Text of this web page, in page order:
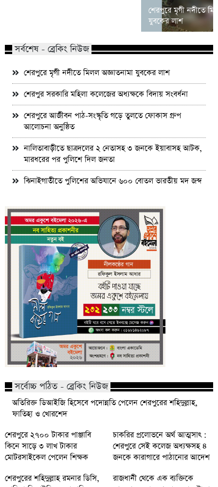
শেরপুরে মৃগী নদীতে
যুবকের লাশ
সর্বশেষ - ব্রেকিং নিউজ
শেরপুরে মৃগী নদীতে মিলল অজ্ঞাতনামা যুবকের লাশ
শেরপুর সরকারি মহিলা কলেজের অধ্যক্ষকে বিদায় সংবর্ধনা
শেরপুরে আজীবন পাঠ-সংস্কৃতি গড়ে তুলতে ফোকাস গ্রুপ
আলোচনা অনুষ্ঠিত
নালিতাবাড়ীতে ছাত্রদলের ২ নেতাসহ ৩ জনকে ইয়াবাসহ আটক,
মারধরের পর পুলিশে দিল জনতা
ঝিনাইগাতীতে পুলিশের অভিযানে ৬০০ বোতল ভারতীয় মদ জব্দ
সর্বোচ্চ পঠিত - ব্রেকিং নিউজ
অতিরিক্ত ডিআইজি হিসেবে পদোন্নতি পেলেন শেরপুরের শহিদুল্লাহ,
ফাতিহা ও খোরশেদ
শেরপুরে ২৭০০ টাকার পাঞ্জাবি
কিনে সাড়ে ৩ লাখ টাকার
মোটরসাইকেল পেলেন শিক্ষক
চাকরির প্রলোভনে অর্থ আত্মসাৎ :
শেরপুরে সেই কলেজ অধ্যক্ষসহ ৪
জনকে কারাগারে পাঠানোর আদেশ
শেরপুরের শহিদুল্লাহ রমনার ডিসি,
রাজধানী থেকে এক ব্যক্তিকে